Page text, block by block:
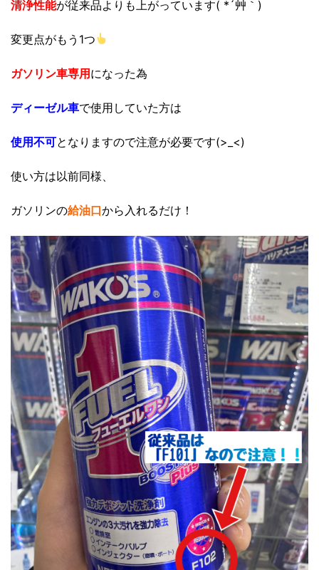
清浄性能が従来品よりも上がっています( *´艸｀)
変更点がもう1つ
ガソリン車専用になった為
ディーゼル車で使用していた方は
使用不可となりますので注意が必要です(>_<)
使い方は以前同様、
ガソリンの給油口から入れるだけ！